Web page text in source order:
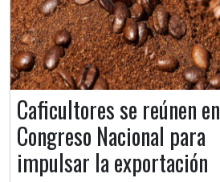
Caficultores se reúnen en
Congreso Nacional para
impulsar la exportación